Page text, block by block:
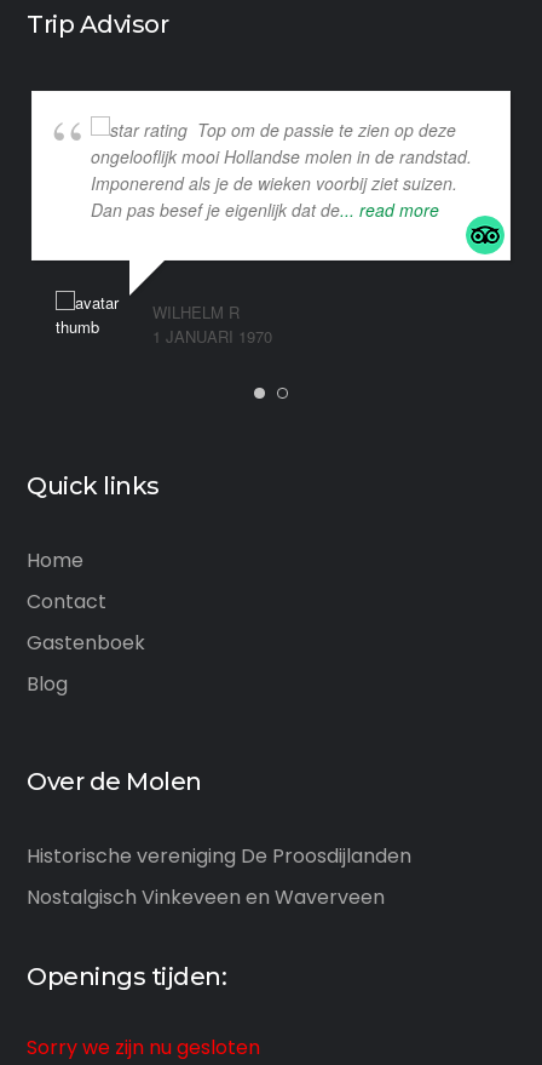
Trip Advisor
Top om de passie te zien op deze
ongelooflijk mooi Hollandse molen in de randstad.
Imponerend als je de wieken voorbij ziet suizen.
Dan pas besef je eigenlijk dat de... read more
WILHELM R
1 JANUARI 1970
Quick links
Home
Contact
Gastenboek
Blog
Over de Molen
Historische vereniging De Proosdijlanden
Nostalgisch Vinkeveen en Waverveen
Openings tijden:
Sorry we zijn nu gesloten